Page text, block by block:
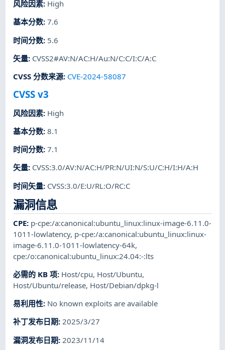
风险因素: High
基本分数:7.6
时间分数: 5.6
矢量: CVSS2#AV:N/AC:H/Au:N/C:C/I:C/A:C
CVSS 分数来源: CVE-2024-58087
CVSS v3
风险因素: High
基本分数:8.1
时间分数:7.1
矢量: CVSS:3.0/AV:N/AC:H/PR:N/UI:N/S:U/C:H/I:H/A:H
时间矢量: CVSS:3.0/E:U/RL:O/RC:C
漏洞信息
CPE: p-cpe:/a:canonical:ubuntu_linux:linux-image-6.11.0-
1011-lowlatency, p-cpe:/a:canonical:ubuntu_linux:linux-
image-6.11.0-1011-lowlatency-64k,
cpe:/o:canonical:ubuntu_linux:24.04:-:lts
必需的 KB 项: Host/cpu, Host/Ubuntu,
Host/Ubuntu/release, Host/Debian/dpkg-l
易利用性: No known exploits are available
补丁发布日期:2025/3/27
漏洞发布日期: 2023/11/14